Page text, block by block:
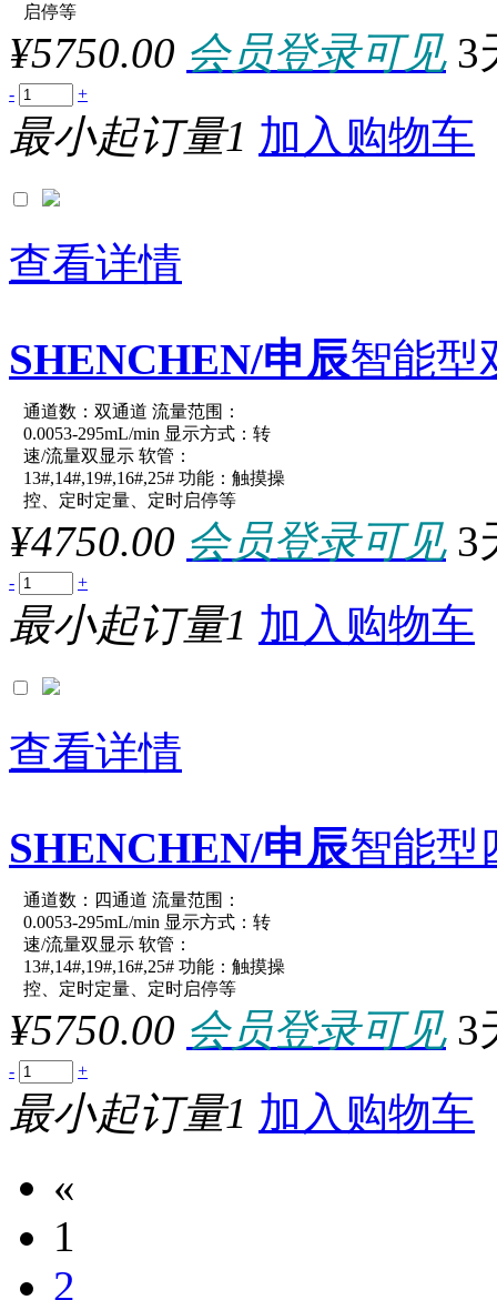
参数：
启停等
¥5750.00 会员登录可见 3
- +
最小起订量1 加入购物车
查看详情
SHENCHEN/申辰智能型
原厂型号：LabV1-III-
参数：
通道数：双通道 流量范围：
0.0053-295mL/min 显示方式：转
速/流量双显示 软管：
13#,14#,19#,16#,25# 功能：触摸操
控、定时定量、定时启停等
¥4750.00 会员登录可见 3
- +
最小起订量1 加入购物车
查看详情
SHENCHEN/申辰智能型
原厂型号：LabV1-III-
参数：
通道数：四通道 流量范围：
0.0053-295mL/min 显示方式：转
速/流量双显示 软管：
13#,14#,19#,16#,25# 功能：触摸操
控、定时定量、定时启停等
¥5750.00 会员登录可见 3
- +
最小起订量1 加入购物车
«
1
2